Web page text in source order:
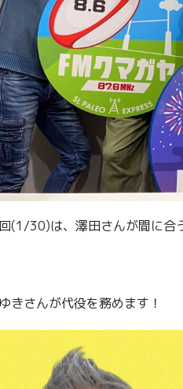
(1/30)は、澤田さんが間に合
きさんが代役を務めます！